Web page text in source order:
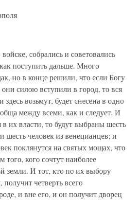
собрались и советовались
поступить дальше. Много
но в конце решили, что если Богу
силою вступили в город, то вся
возьмут, будет снесена в одно
между всеми, как и следует. И
в их власти, то будут выбраны шесть
шесть человек из венецианцев; и
поклянутся на святых мощах, что
того, кого сочтут наиболее
земли. И тот, кто по их выбору
четверть всего
и вне его, и он получит дворец